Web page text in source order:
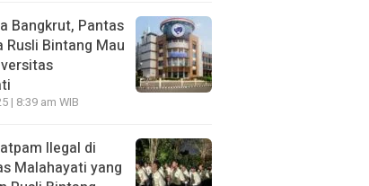
Bangkrut, Pantas
Rusli Bintang Mau
| 8:39 am WIB
Ilegal di
Malahayati yang